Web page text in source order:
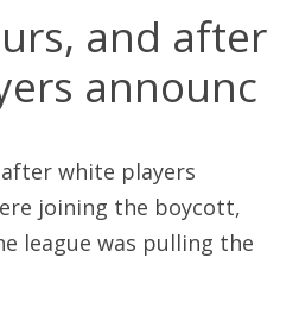
and after
announc
white players
joining the boycott,
league was pulling the